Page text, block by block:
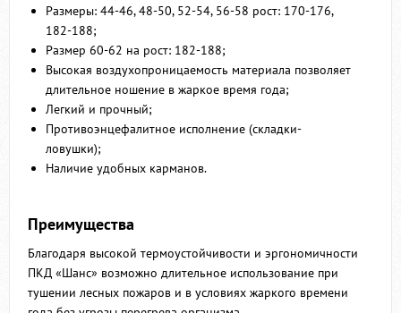
Размеры: 44-46, 48-50, 52-54, 56-58 рост: 170-176,
182-188;
Размер 60-62 на рост: 182-188;
Высокая воздухопроницаемость материала позволяет
длительное ношение в жаркое время года;
Легкий и прочный;
Противоэнцефалитное исполнение (складки-
ловушки);
Наличие удобных карманов.
Преимущества
Благодаря высокой термоустойчивости и эргономичности
ПКД «Шанс» возможно длительное использование при
тушении лесных пожаров и в условиях жаркого времени